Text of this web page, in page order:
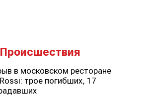
Происшествия